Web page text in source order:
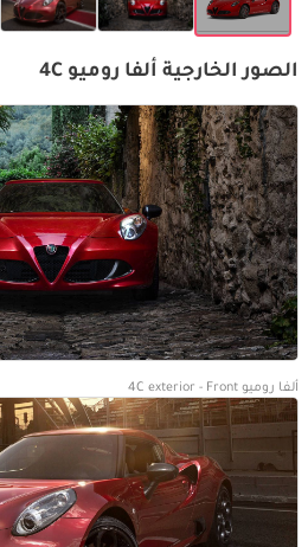
الصور الخارجية ألفا روميو 4C
ألفا روميو 4C exterior - Front